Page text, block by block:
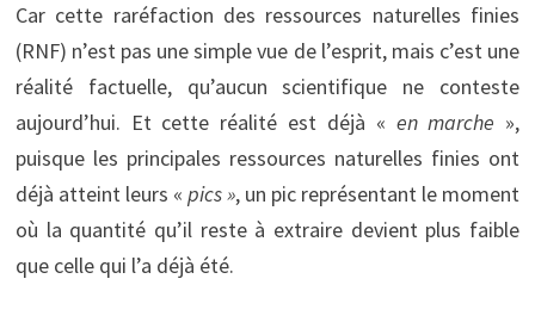
Car cette raréfaction des ressources naturelles finies
(RNF) n’est pas une simple vue de l’esprit, mais c’est une
réalité factuelle, qu’aucun scientifique ne conteste
aujourd’hui. Et cette réalité est déjà « en marche »,
puisque les principales ressources naturelles finies ont
déjà atteint leurs « pics », un pic représentant le moment
où la quantité qu’il reste à extraire devient plus faible
que celle qui l’a déjà été.